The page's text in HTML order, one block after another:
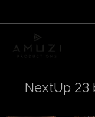
NextUp 23